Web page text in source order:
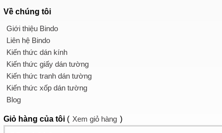
Về chúng tôi
Giới thiệu Bindo
Liên hệ Bindo
Kiến thức dán kính
Kiến thức giấy dán tường
Kiến thức tranh dán tường
Kiến thức xốp dán tường
Blog
Giỏ hàng của tôi ( Xem giỏ hàng )